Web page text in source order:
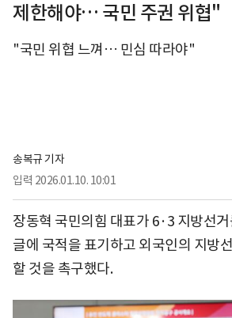
제한해야… 국민 주권 위협"
"국민 위협 느껴… 민심 따라야"
송복규 기자
입력 2026.01.10. 10:01
장동혁 국민의힘 대표가 6·3 지방선
글에 국적을 표기하고 외국인의 지방
할 것을 촉구했다.